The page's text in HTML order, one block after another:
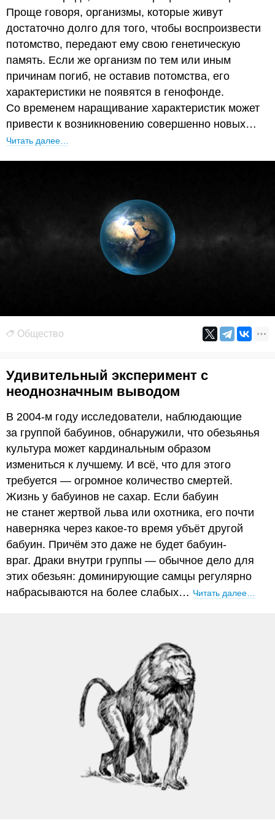
Проще говоря, организмы, которые живут
достаточно долго для того, чтобы воспроизвести
потомство, передают ему свою генетическую
память. Если же организм по тем или иным
причинам погиб, не оставив потомства, его
характеристики не появятся в генофонде.
Со временем наращивание характеристик может
привести к возникновению совершенно новых…
Читать далее…
Общество
Удивительный эксперимент с
неоднозначным выводом
В 2004-м году исследователи, наблюдающие
за группой бабуинов, обнаружили, что обезьянья
культура может кардинальным образом
измениться к лучшему. И всё, что для этого
требуется — огромное количество смертей.
Жизнь у бабуинов не сахар. Если бабуин
не станет жертвой льва или охотника, его почти
наверняка через какое-то время убъёт другой
бабуин. Причём это даже не будет бабуин-
враг. Драки внутри группы — обычное дело для
этих обезьян: доминирующие самцы регулярно
набрасываются на более слабых… Читать далее…